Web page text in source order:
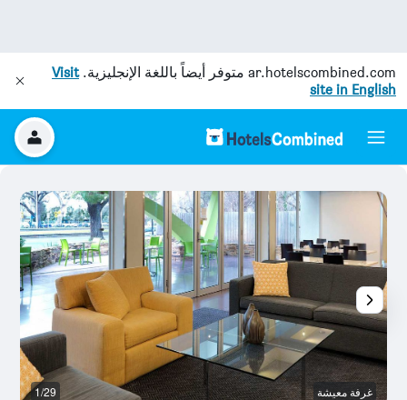
ar.hotelscombined.com متوفر أيضاً باللغة الإنجليزية.Visit
site in English
غرفة معيشة 1/29